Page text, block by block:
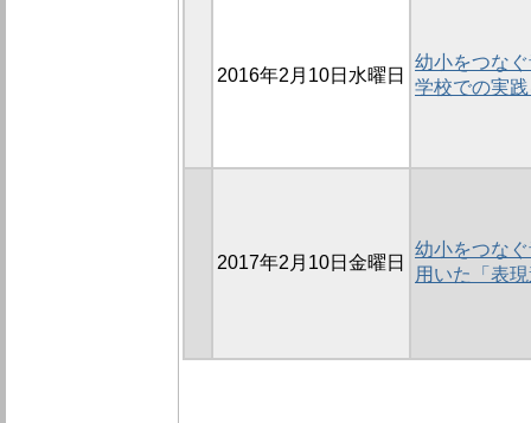
2016年2月10日水曜日
幼小をつな
学校での実
2017年2月10日金曜日
幼小をつな
用いた「表